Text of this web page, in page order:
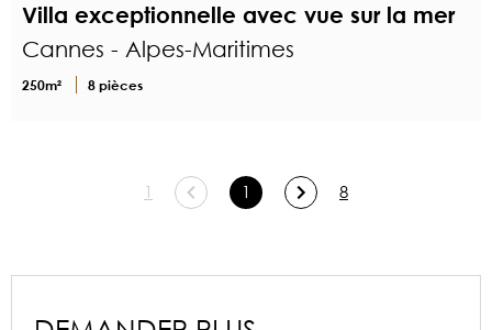
Villa exceptionnelle avec vue sur la mer
Cannes - Alpes-Maritimes
250m² 8 pièces
1 1 8